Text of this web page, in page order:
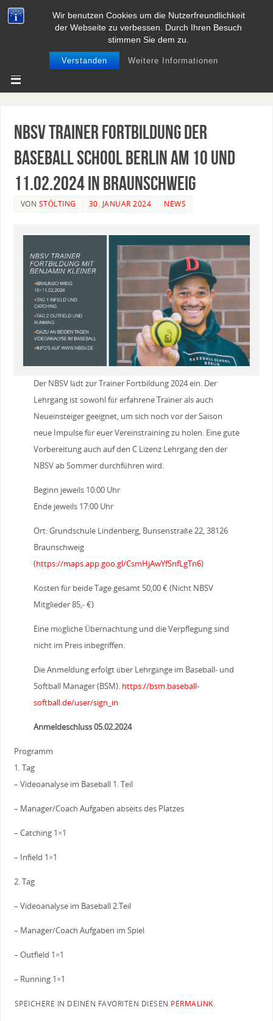
Wir benutzen Cookies um die Nutzerfreundlichkeit
der Webseite zu verbessen. Durch Ihren Besuch
stimmen Sie dem zu.
Verstanden Weitere Informationen
BASEBALL UND SOFTBALL IN
NIEDERSACHSEN
NBSV Trainer Fortbildung der
Baseball School Berlin am 10 und
11.02.2024 in Braunschweig
VON STÖLTING 30. JANUAR 2024 NEWS
Der NBSV lädt zur Trainer Fortbildung 2024 ein. Der
Lehrgang ist sowohl für erfahrene Trainer als auch
Neueinsteiger geeignet, um sich noch vor der Saison
neue Impulse für euer Vereinstraining zu holen. Eine gute
Vorbereitung auch auf den C Lizenz Lehrgang den der
NBSV ab Sommer durchführen wird.
Beginn jeweils 10:00 Uhr
Ende jeweils 17:00 Uhr
Ort: Grundschule Lindenberg, Bunsenstraße 22, 38126
Braunschweig
(https://maps.app.goo.gl/CsmHjAwYfSnfLgTn6)
Kosten für beide Tage gesamt 50,00 € (Nicht NBSV
Mitglieder 85,- €)
Eine mögliche Übernachtung und die Verpflegung sind
nicht im Preis inbegriffen.
Die Anmeldung erfolgt über Lehrgänge im Baseball- und
Softball Manager (BSM). https://bsm.baseball-
softball.de/user/sign_in
Anmeldeschluss 05.02.2024
Programm
1. Tag
– Videoanalyse im Baseball 1. Teil
– Manager/Coach Aufgaben abseits des Platzes
– Catching 1×1
– Infield 1×1
2. Tag
– Videoanalyse im Baseball 2.Teil
– Manager/Coach Aufgaben im Spiel
– Outfield 1×1
– Running 1×1
SPEICHERE IN DEINEN FAVORITEN DIESEN PERMALINK.